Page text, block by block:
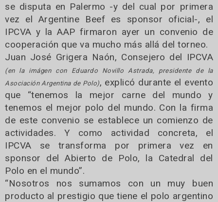
se disputa en Palermo -y del cual por primera
vez el Argentine Beef es sponsor oficial-, el
IPCVA y la AAP firmaron ayer un convenio de
cooperación que va mucho más allá del torneo.
Juan José Grigera Naón, Consejero del IPCVA
(en la imágen con Eduardo Novillo Astrada, presidente de la
Asociación Argentina de Polo), explicó durante el evento
que “tenemos la mejor carne del mundo y
tenemos el mejor polo del mundo. Con la firma
de este convenio se establece un comienzo de
actividades. Y como actividad concreta, el
IPCVA se transforma por primera vez en
sponsor del Abierto de Polo, la Catedral del
Polo en el mundo”.
“Nosotros nos sumamos con un muy buen
producto al prestigio que tiene el polo argentino